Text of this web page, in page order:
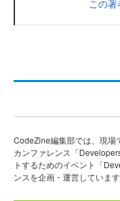
この
CodeZine編集部では、現場
カンファレンス「
トするためのイベント「
ンスを企画・運営しています